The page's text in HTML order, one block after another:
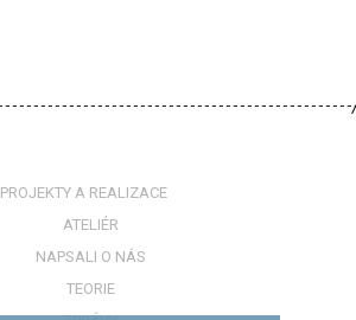
PROJEKTY A REALIZACE
ATELIÉR
NAPSALI O NÁS
TEORIE